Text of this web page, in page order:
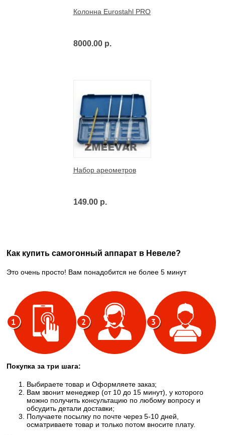
Колонна Eurostahl PRO
8000.00 р.
Набор ареометров
149.00 р.
Как купить самогонный аппарат в Невеле?
Это очень просто! Вам понадобится не более 5 минут
Покупка за три шага:
Выбираете товар и Оформляете заказ;
Вам звонит менеджер (от 10 до 15 минут), у которого
можно получить консультацию по любому вопросу и
обсудить детали доставки;
Получаете посылку по почте через 5-10 дней,
осматриваете товар и только потом вносите плату.